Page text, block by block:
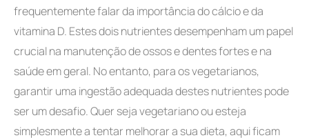
frequentemente falar da importância do cálcio e da
vitamina D. Estes dois nutrientes desempenham um papel
crucial na manutenção de ossos e dentes fortes e na
saúde em geral. No entanto, para os vegetarianos,
garantir uma ingestão adequada destes nutrientes pode
ser um desafio. Quer seja vegetariano ou esteja
simplesmente a tentar melhorar a sua dieta, aqui ficam